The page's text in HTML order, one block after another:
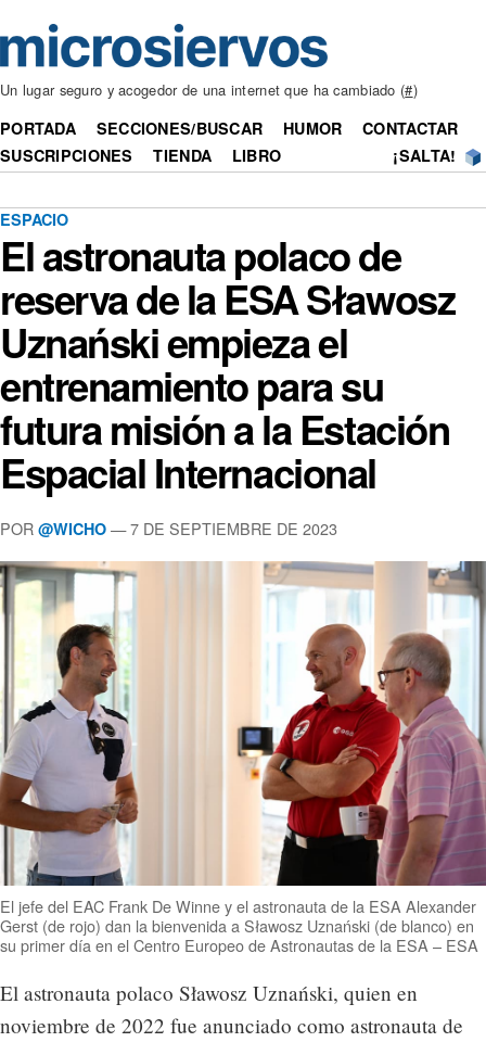
Un lugar seguro y acogedor de una internet que ha cambiado (#)
PORTADA SECCIONES/BUSCAR HUMOR
CONTACTAR
SUSCRIPCIONES
TIENDA LIBRO ¡SALTA!
ESPACIO
El astronauta polaco de
reserva de la ESA Sławosz
Uznański empieza el
entrenamiento para su
futura misión a la Estación
Espacial Internacional
POR @WICHO — 7 DE SEPTIEMBRE DE 2023
El jefe del EAC Frank De Winne y el astronauta de la ESA Alexander
Gerst (de rojo) dan la bienvenida a Sławosz Uznański (de blanco) en
su primer día en el Centro Europeo de Astronautas de la ESA – ESA
El astronauta polaco Sławosz Uznański, quien en
noviembre de 2022 fue anunciado como astronauta de